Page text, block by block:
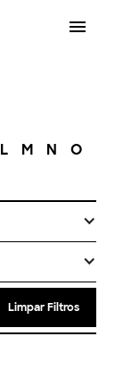
L M N O
Limpar Filtros